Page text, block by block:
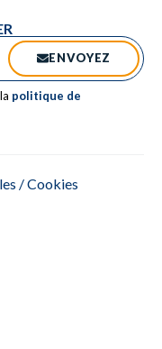
politique de
ENVOYEZ
/ Cookies